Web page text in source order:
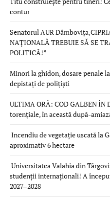
contur
Senatorul AUR
NAȚIONALĂ TREBUIE SĂ SE
POLITICĂ!”
Minori la ghidon, dosare penale
depistați de polițiști
ULTIMA ORĂ: COD GALBEN
torențiale, în această după-
Incendiu de vegetație uscată la
aproximativ 6 hectare
Universitatea Valahia din
studenții internaționali! A
2027–2028